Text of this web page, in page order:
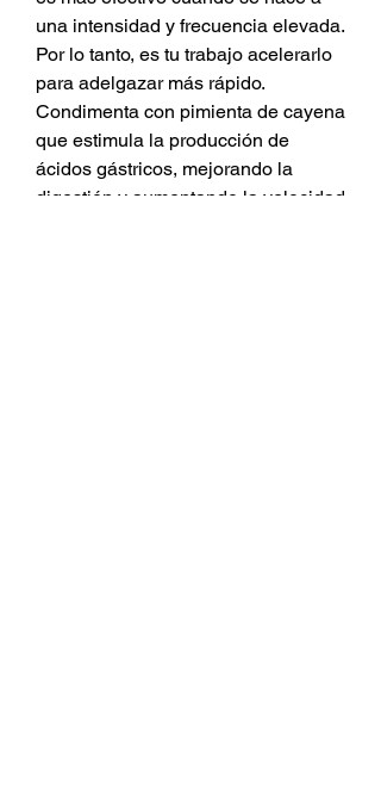
una intensidad y frecuencia elevada.
Por lo tanto, es tu trabajo acelerarlo
para adelgazar más rápido.
Condimenta con pimienta de cayena
que estimula la producción de
ácidos gástricos, mejorando la
digestión y aumentando la velocidad